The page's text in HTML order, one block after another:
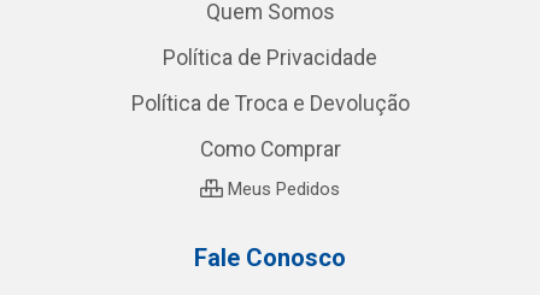
Quem Somos
Política de Privacidade
Política de Troca e Devolução
Como Comprar
Meus Pedidos
Fale Conosco